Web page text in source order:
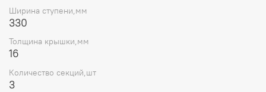
Ширина ступени,мм
330
Толщина крышки,мм
16
Количество секций,шт
3